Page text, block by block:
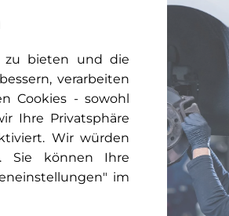
zu bieten und die
verarbeiten
Cookies - sowohl
Ihre Privatsphäre
Wir würden
Sie können Ihre
im